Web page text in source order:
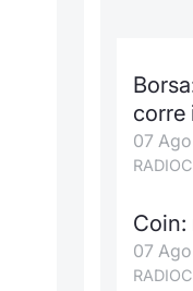
corre
07 Ago
07 Ago